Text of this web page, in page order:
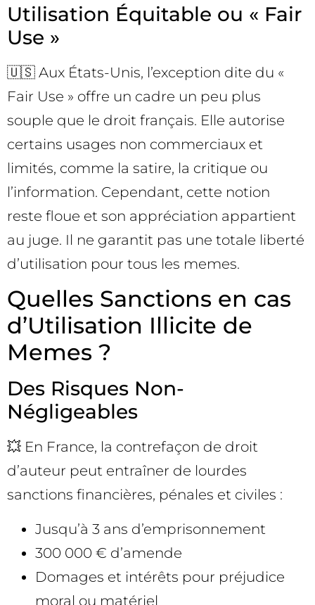
Utilisation Équitable ou « Fair
Use »
🇺🇸 Aux États-Unis, l’exception dite du «
Fair Use » offre un cadre un peu plus
souple que le droit français. Elle autorise
certains usages non commerciaux et
limités, comme la satire, la critique ou
l’information. Cependant, cette notion
reste floue et son appréciation appartient
au juge. Il ne garantit pas une totale liberté
d’utilisation pour tous les memes.
Quelles Sanctions en cas
d’Utilisation Illicite de
Memes ?
Des Risques Non-
Négligeables
💥 En France, la contrefaçon de droit
d’auteur peut entraîner de lourdes
sanctions financières, pénales et civiles :
Jusqu’à 3 ans d’emprisonnement
300 000 € d’amende
Domages et intérêts pour préjudice
moral ou matériel